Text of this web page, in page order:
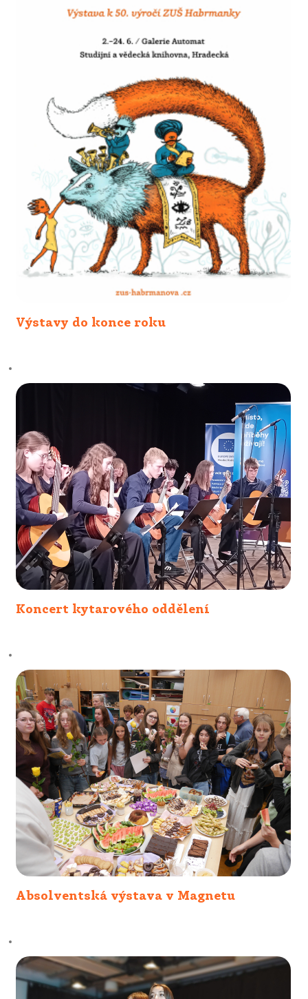
Výstavy do konce roku
Koncert kytarového oddělení
Absolventská výstava v Magnetu